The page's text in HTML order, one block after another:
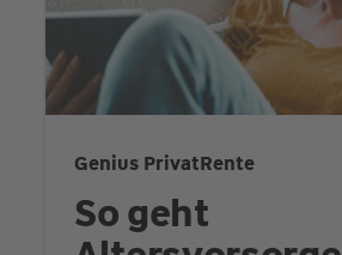
Genius PrivatRente
So geht